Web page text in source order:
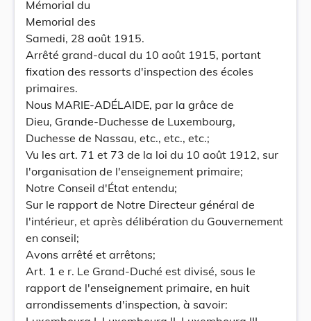
Mémorial du
Memorial des
Samedi, 28 août 1915.
Arrêté grand-ducal du 10 août 1915, portant
fixation des ressorts d'inspection des écoles
primaires.
Nous MARIE-ADÉLAIDE, par la grâce de
Dieu, Grande-Duchesse de Luxembourg,
Duchesse de Nassau, etc., etc., etc.;
Vu les art. 71 et 73 de la loi du 10 août 1912, sur
l'organisation de l'enseignement primaire;
Notre Conseil d'État entendu;
Sur le rapport de Notre Directeur général de
l'intérieur, et après délibération du Gouvernement
en conseil;
Avons arrêté et arrêtons;
Art. 1 e r. Le Grand-Duché est divisé, sous le
rapport de l'enseignement primaire, en huit
arrondissements d'inspection, à savoir: